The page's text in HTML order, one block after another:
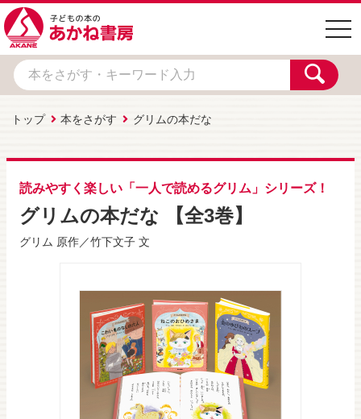
トップ 本をさがす グリムの本だな
読みやすく楽しい「一人で読めるグリム」シリーズ！
グリムの本だな 【全3巻】
グリム 原作／竹下文子 文